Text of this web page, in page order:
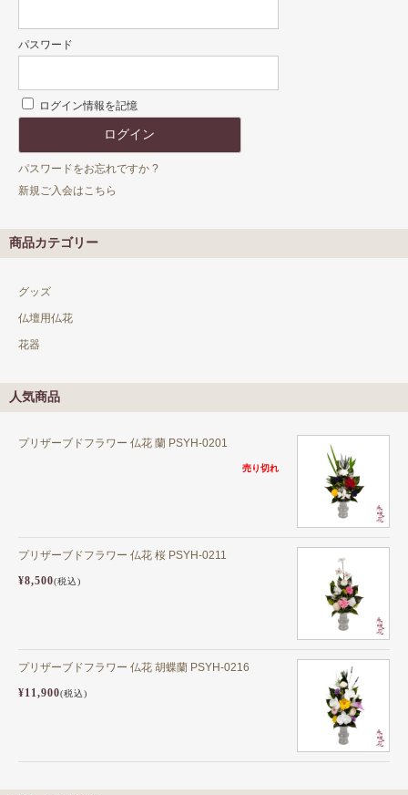
パスワード
ログイン情報を記憶
パスワードをお忘れですか ?
新規ご入会はこちら
商品カテゴリー
グッズ
仏壇用仏花
花器
人気商品
プリザーブドフラワー 仏花 蘭 PSYH-0201
売り切れ
プリザーブドフラワー 仏花 桜 PSYH-0211
¥8,500(税込)
プリザーブドフラワー 仏花 胡蝶蘭 PSYH-0216
¥11,900(税込)